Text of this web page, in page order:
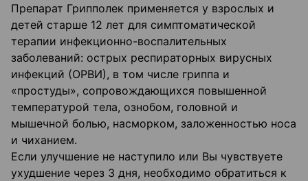
Препарат Грипполек применяется у взрослых и
детей старше 12 лет для симптоматической
терапии инфекционно-воспалительных
заболеваний: острых респираторных вирусных
инфекций (ОРВИ), в том числе гриппа и
«простуды», сопровождающихся повышенной
температурой тела, ознобом, головной и
мышечной болью, насморком, заложенностью носа
и чиханием.
Если улучшение не наступило или Вы чувствуете
ухудшение через 3 дня, необходимо обратиться к